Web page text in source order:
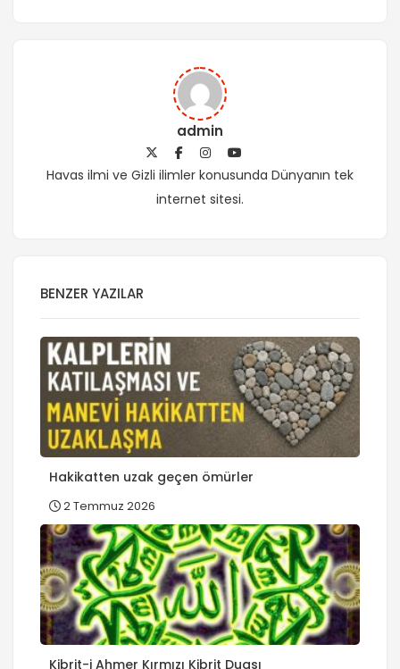
admin
Havas ilmi ve Gizli ilimler konusunda Dünyanın tek
internet sitesi.
BENZER YAZILAR
Hakikatten uzak geçen ömürler
2 Temmuz 2026
Kibrit-i Ahmer Kırmızı Kibrit Duası